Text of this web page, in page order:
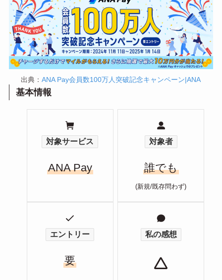
出典：ANA Pay会員数100万人突破記念キャンペーン|ANA
基本情報
対象サービス
ANA Pay
対象者
誰でも
(新規/既存問わず)
エントリー
要
私の感想